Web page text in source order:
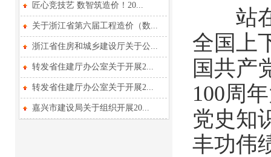
匠心竞技艺 数智筑造价！20...
关于浙江省第六届工程造价（数...
浙江省住房和城乡建设厅关于公...
转发省住建厅办公室关于开展2...
转发省住建厅办公室关于开展2...
嘉兴市建设局关于组织开展20...
站在“
全国上
国共产
100周
党史知
丰功伟